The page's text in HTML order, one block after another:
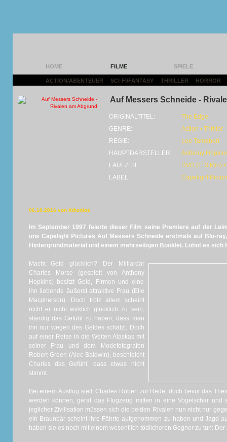
HOME FILME SPIELE
ACTION/ABENTEUER SCI-FI/FANTASY THRILLER HORROR
Auf Messers Schneide -
ORIGINALTITEL:
The Edge
GENRE:
Action • Thriller
REGIE:
Lee Tamahori
HAUPTDARSTELLER:
Anthony
LAUFZEIT:
DVD (113 Min)
LABEL:
Capelight
06.10.2016 von Xthonios
Im September 1997 feierte dieser Film seine Premiere auf der
uns Capelight Pictures Auf Messers Schneide erstmals auf Blu-
Hintergrundmaterial und einem mehrseitigen Booklet. Lohnt es sich
Macht Geld glücklich? Der Milliardär
Charles Morse (gespielt von Anthony
Hopkins) besitzt Geld, Firmen und eine
ihn liebende äußerst attraktive Frau (Elle
Macpherson). Doch trotz allem scheint
nicht er nicht wirklich glücklich zu sein,
ständig das Gefühl zu haben, dass man
ihn nur wegen des Geldes schätzt. Doch
auf einer Reise in die Weiten Alaskas mit
seiner Frau und dem Modefotografen
Robert Green (Alec Baldwin), beschleicht
Charles das Gefühl, dass etwas nicht
stimmt.
Bei einem Ausflug stellt Charles Robert zur Rede, doch bevor das
werden können, gerat das Flugzeug mitten in eine Vogelschar und
jeglicher Zivilisation müssen sich die beiden Rivalen nun nicht nur
ein Braunbär scheint ihre Fährte aufgenommen zu haben und Jagd
haben sie es noch mit einem wesentlich tödlicheren Gegner zu tun: